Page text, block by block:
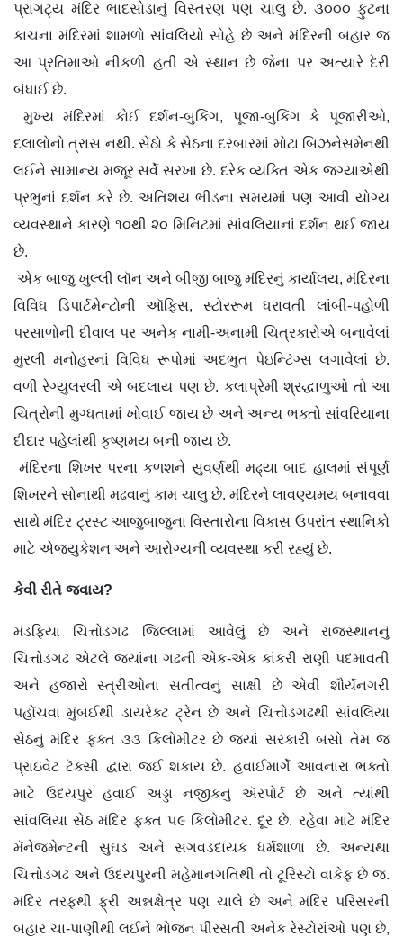
પ્રાગટ્ય મંદિર ભાદસોડાનું વિસ્તરણ પણ ચાલુ છે. ૩૦૦૦ ફુટના
કાચના મંદિરમાં શામળો સાંવલિયો સોહે છે અને મંદિરની બહાર જ
આ પ્રતિમાઓ નીકળી હતી એ સ્થાન છે જેના પર અત્યારે દેરી
બંધાઈ છે.
મુખ્ય મંદિરમાં કોઈ દર્શન-બુકિંગ, પૂજા-બુકિંગ કે પૂજારીઓ,
દલાલોનો ત્રાસ નથી. સેઠો કે સેઠના દરબારમાં મોટા બિઝનેસમેનથી
લઈને સામાન્ય મજૂર સર્વે સરખા છે. દરેક વ્યક્તિ એક જગ્યાએથી
પ્રભુનાં દર્શન કરે છે. અતિશય ભીડના સમયમાં પણ આવી યોગ્ય
વ્યવસ્થાને કારણે ૧૦થી ૨૦ મિનિટમાં સાંવલિયાનાં દર્શન થઈ જાય
છે.
એક બાજુ ખુલ્લી લૉન અને બીજી બાજુ મંદિરનું કાર્યાલય, મંદિરના
વિવિધ ડિપાર્ટમેન્ટોની ઑફિસ, સ્ટોરરૂમ ધરાવતી લાંબી-પહોળી
પરસાળોની દીવાલ પર અનેક નામી-અનામી ચિત્રકારોએ બનાવેલાં
મુરલી મનોહરનાં વિવિધ રૂપોમાં અદભુત પેઇન્ટિંગ્સ લગાવેલાં છે.
વળી રેગ્યુલરલી એ બદલાય પણ છે. કલાપ્રેમી શ્રદ્ધાળુઓ તો આ
ચિત્રોની મુગ્ધતામાં ખોવાઈ જાય છે અને અન્ય ભક્તો સાંવરિયાના
દીદાર પહેલાંથી કૃષ્ણમય બની જાય છે.
મંદિરના શિખર પરના કળશને સુવર્ણથી મઢ્યા બાદ હાલમાં સંપૂર્ણ
શિખરને સોનાથી મઢવાનું કામ ચાલુ છે. મંદિરને લાવણ્યમય બનાવવા
સાથે મંદિર ટ્રસ્ટ આજુબાજુના વિસ્તારોના વિકાસ ઉપરાંત સ્થાનિકો
માટે એજ્યુકેશન અને આરોગ્યની વ્યવસ્થા કરી રહ્યું છે.
કેવી રીતે જવાય?
મંડફિયા ચિત્તોડગઢ જિલ્લામાં આવેલું છે અને રાજસ્થાનનું
ચિત્તોડગઢ એટલે જ્યાંના ગઢની એક-એક કાંકરી રાણી પદમાવતી
અને હજારો સ્ત્રીઓના સતીત્વનું સાક્ષી છે એવી શૌર્યનગરી
પહોંચવા મુંબઈથી ડાયરેક્ટ ટ્રેન છે અને ચિત્તોડગઢથી સાંવલિયા
સેઠનું મંદિર ફક્ત ૩૩ કિલોમીટર છે જ્યાં સરકારી બસો તેમ જ
પ્રાઇવેટ ટૅક્સી દ્વારા જઈ શકાય છે. હવાઈમાર્ગે આવનારા ભક્તો
માટે ઉદયપુર હવાઈ અડ્ડા નજીકનું ઍરપોર્ટ છે અને ત્યાંથી
સાંવલિયા સેઠ મંદિર ફક્ત ૫૯ કિલોમીટર. દૂર છે. રહેવા માટે મંદિર
મૅનેજમેન્ટની સુઘડ અને સગવડદાયક ધર્મશાળા છે. અન્યથા
ચિત્તોડગઢ અને ઉદયપુરની મહેમાનગતિથી તો ટૂરિસ્ટો વાકેફ છે જ.
મંદિર તરફથી ફ્રી અન્નક્ષેત્ર પણ ચાલે છે અને મંદિર પરિસરની
બહાર ચા-પાણીથી લઈને ભોજન પીરસતી અનેક રેસ્ટોરાંઓ પણ છે,